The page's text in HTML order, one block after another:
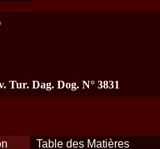
Tur. Dag. Dog. N° 3831
Table des Matières